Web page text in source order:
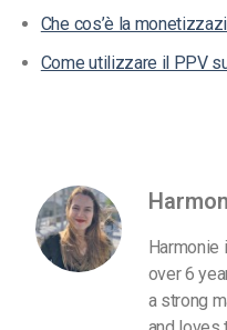
Che cos’è la
Come utilizzare il PPV
over 6
a strong